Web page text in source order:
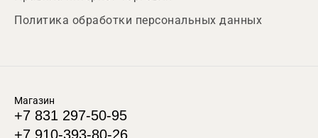
Политика обработки персональных данных
Магазин
+7 831 297-50-95
+7 910-393-80-26